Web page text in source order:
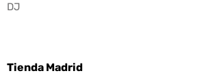
DJ
Tienda Madrid